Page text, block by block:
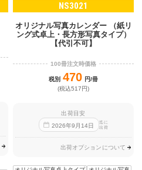
NS3021
オリジナル写真カレンダー （紙リ
ング式卓上・長方形写真タイプ）
【代引不可】
100冊注文時価格
税別 470 円/冊
(税込517円)
出荷目安
2026年9 月14日
迄に
出荷
出荷オプションについて